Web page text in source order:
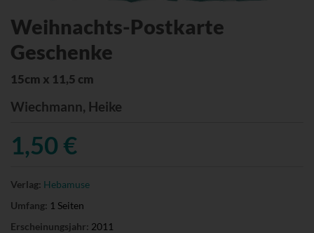
Weihnachts-Postkarte
Geschenke
15cm x 11,5 cm
Wiechmann, Heike
1,50 €
Verlag: Hebamuse
Umfang: 1 Seiten
Erscheinungsjahr: 2011